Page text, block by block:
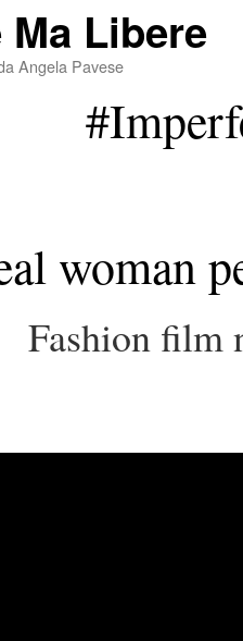
Libere
Angela Pavese
woman
Fashion film